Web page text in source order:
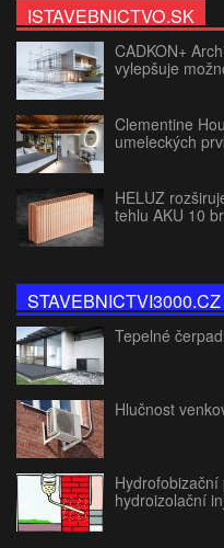
ISTAVEBNICTVO.SK
CADKON+
vylepšuje
Clementine
umeleckých
HELUZ
tehlu AKU 10
STAVEBNICTVI3000.CZ
Tepelné
Hlučnost
Hydrofobizační
hydroizolační